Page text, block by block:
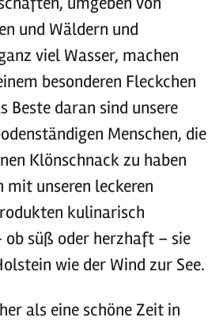
und Wäldern und
viel Wasser, machen
besonderen Fleckchen
Beste daran sind unsere
Menschen, die
Klönschnack zu haben
mit unseren leckeren
kulinarisch
ob süß oder herzhaft – sie
wie der Wind zur See.
als eine schöne Zeit in